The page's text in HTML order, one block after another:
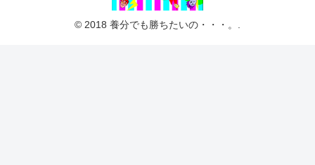
© 2018 養分でも勝ちたいの・・・。.